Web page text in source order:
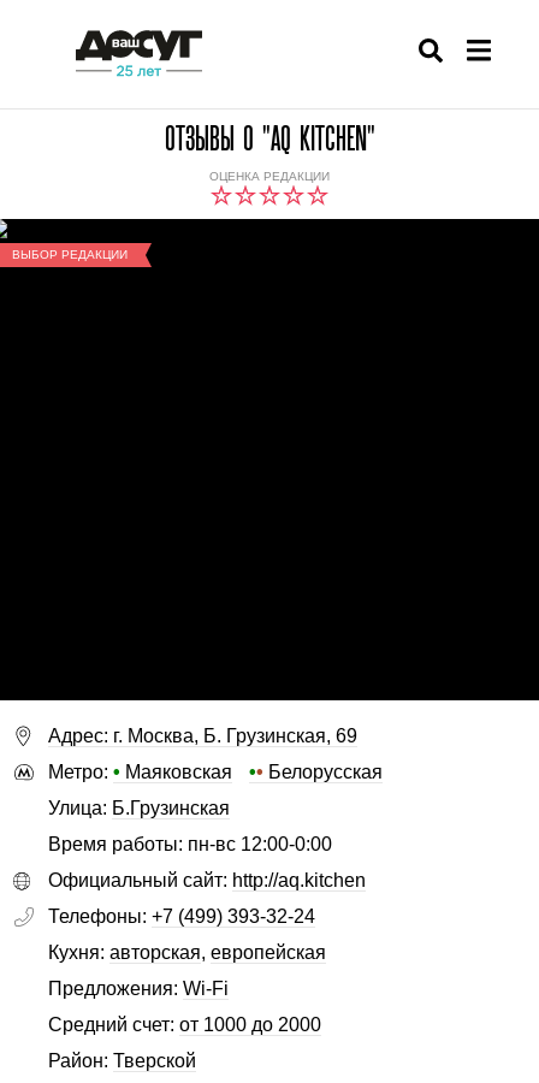
ОТЗЫВЫ О "AQ KITCHEN"
ОЦЕНКА РЕДАКЦИИ
ВЫБОР РЕДАКЦИИ
Адрес: г. Москва, Б. Грузинская, 69
Метро: • Маяковская •• Белорусская
Улица: Б.Грузинская
Время работы: пн-вс 12:00-0:00
Официальный сайт: http://aq.kitchen
Телефоны: +7 (499) 393-32-24
Кухня: авторская, европейская
Предложения: Wi-Fi
Средний счет: от 1000 до 2000
Район: Тверской